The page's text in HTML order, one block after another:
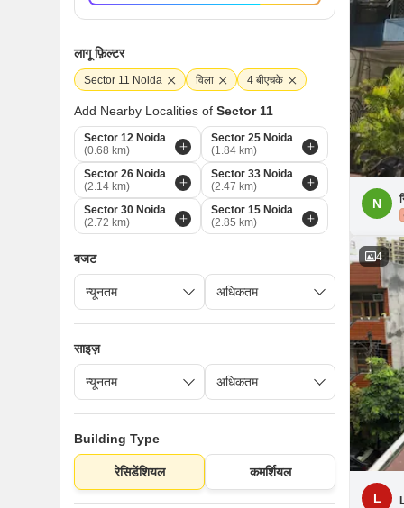
N
4
L
लागू फ़िल्टर
Sector 11 Noida विला 4 बीएचके
Add Nearby Localities of Sector 11
Sector 12 Noida
(0.68 km)
Sector 25 Noida
(1.84 km)
Sector 26 Noida
(2.14 km)
Sector 33 Noida
(2.47 km)
Sector 30 Noida
(2.72 km)
Sector 15 Noida
(2.85 km)
बजट
साइज़
Building Type
रेसिडेंशियल कमर्शियल